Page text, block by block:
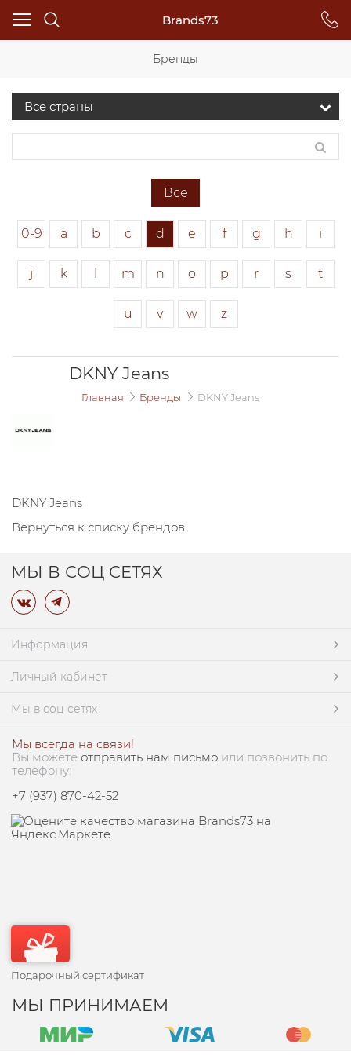
Brands73
Бренды
Все
0-9 a b c d e f g h i
j k m n o p r s t
u v w z
DKNY Jeans
Главная Бренды DKNY Jeans
DKNY Jeans
Вернуться к списку брендов
МЫ В СОЦ СЕТЯХ
Информация
Личный кабинет
Мы в соц сетях
Мы всегда на связи!
Вы можете отправить нам письмо или позвонить по
телефону:
+7 (937) 870-42-52
Подарочный сертификат
МЫ ПРИНИМАЕМ